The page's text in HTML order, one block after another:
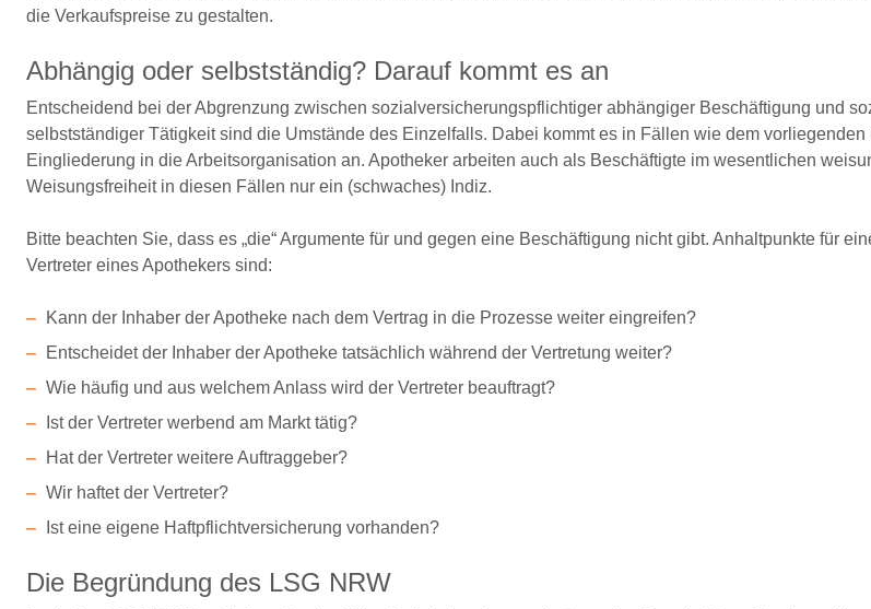
die Verkaufspreise zu gestalten.
Abhängig oder selbstständig? Darauf kommt es an
Entscheidend bei der Abgrenzung zwischen sozialversicherungspflichtiger abhängiger Beschäftigung und
selbstständiger Tätigkeit sind die Umstände des Einzelfalls. Dabei kommt es in Fällen wie dem
Eingliederung in die Arbeitsorganisation an. Apotheker arbeiten auch als Beschäftigte im wesentlichen
Weisungsfreiheit in diesen Fällen nur ein (schwaches) Indiz.
Bitte beachten Sie, dass es „die“ Argumente für und gegen eine Beschäftigung nicht gibt. Anhaltpunkte für
Vertreter eines Apothekers sind:
Kann der Inhaber der Apotheke nach dem Vertrag in die Prozesse weiter eingreifen?
Entscheidet der Inhaber der Apotheke tatsächlich während der Vertretung weiter?
Wie häufig und aus welchem Anlass wird der Vertreter beauftragt?
Ist der Vertreter werbend am Markt tätig?
Hat der Vertreter weitere Auftraggeber?
Wir haftet der Vertreter?
Ist eine eigene Haftpflichtversicherung vorhanden?
Die Begründung des LSG NRW